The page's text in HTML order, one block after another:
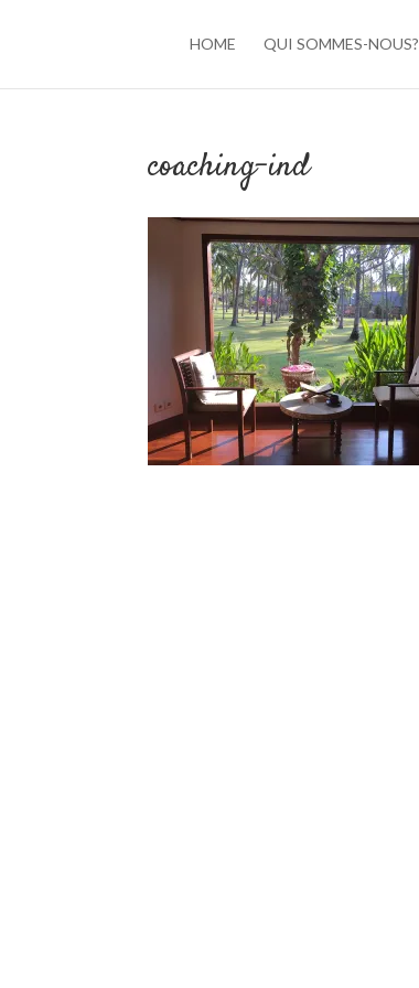
HOME QUI SOMMES-NOUS?
coaching-ind